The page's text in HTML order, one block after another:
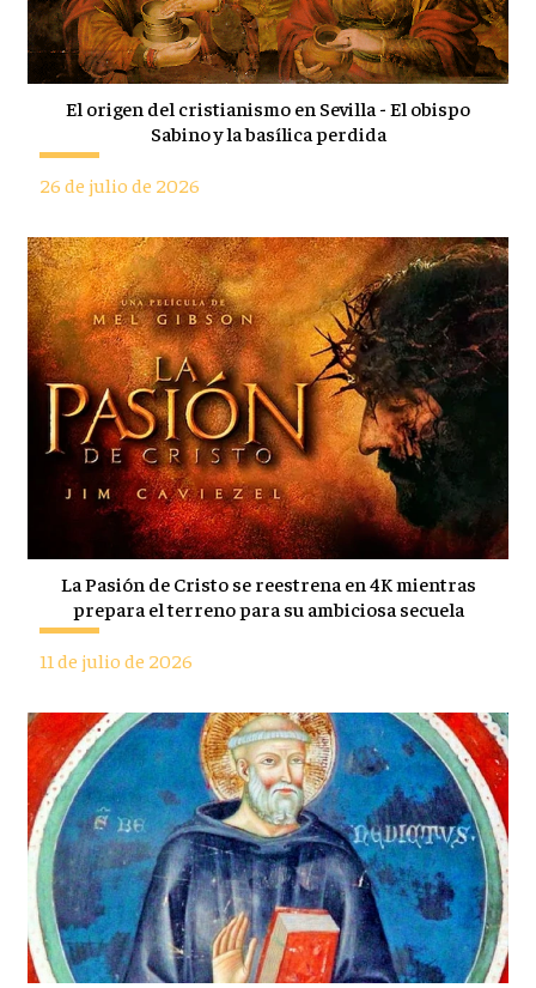
El origen del cristianismo en Sevilla - El obispo
Sabino y la basílica perdida
26 de julio de 2026
La Pasión de Cristo se reestrena en 4K mientras
prepara el terreno para su ambiciosa secuela
11 de julio de 2026